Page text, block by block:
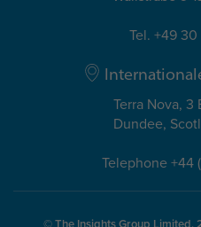
Tel. +49
Terra Nova, 3
Dundee,
Telephone +44